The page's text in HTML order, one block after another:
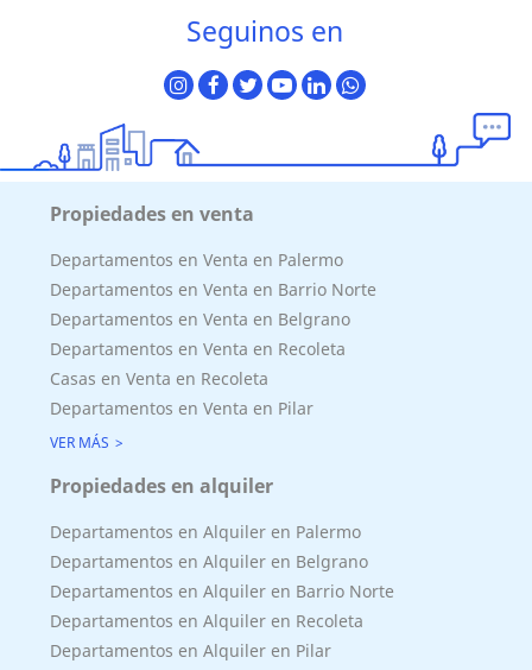
Seguinos en
Propiedades en venta
Departamentos en Venta en Palermo
Departamentos en Venta en Barrio Norte
Departamentos en Venta en Belgrano
Departamentos en Venta en Recoleta
Casas en Venta en Recoleta
Departamentos en Venta en Pilar
VER MÁS
Propiedades en alquiler
Departamentos en Alquiler en Palermo
Departamentos en Alquiler en Belgrano
Departamentos en Alquiler en Barrio Norte
Departamentos en Alquiler en Recoleta
Departamentos en Alquiler en Pilar